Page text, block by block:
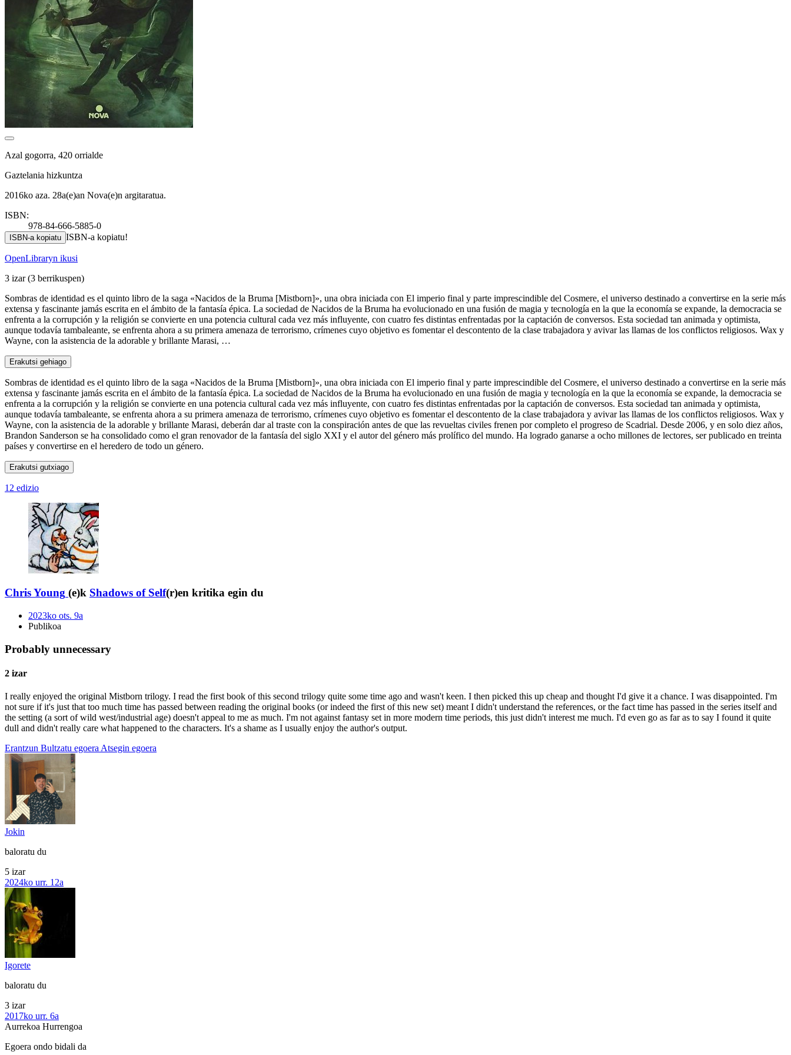
Azal gogorra, 420 orrialde
Gaztelania hizkuntza
2016ko aza. 28a(e)an Nova(e)n argitaratua.
ISBN:
978-84-666-5885-0
ISBN-a kopiatu ISBN-a kopiatu!
OpenLibraryn ikusi
3 izar(3 berrikuspen)
Sombras de identidad es el quinto libro de la saga «Nacidos de la Bruma [Mistborn]», una obra iniciada con El imperio final y parte imprescindible del Cosmere, el universo destinado a convertirse en la serie más
extensa y fascinante jamás escrita en el ámbito de la fantasía épica. La sociedad de Nacidos de la Bruma ha evolucionado en una fusión de magia y tecnología en la que la economía se expande, la democracia se
enfrenta a la corrupción y la religión se convierte en una potencia cultural cada vez más influyente, con cuatro fes distintas enfrentadas por la captación de conversos. Esta sociedad tan animada y optimista,
aunque todavía tambaleante, se enfrenta ahora a su primera amenaza de terrorismo, crímenes cuyo objetivo es fomentar el descontento de la clase trabajadora y avivar las llamas de los conflictos religiosos. Wax y
Wayne, con la asistencia de la adorable y brillante Marasi, …
Erakutsi gehiago
Sombras de identidad es el quinto libro de la saga «Nacidos de la Bruma [Mistborn]», una obra iniciada con El imperio final y parte imprescindible del Cosmere, el universo destinado a convertirse en la serie más
extensa y fascinante jamás escrita en el ámbito de la fantasía épica. La sociedad de Nacidos de la Bruma ha evolucionado en una fusión de magia y tecnología en la que la economía se expande, la democracia se
enfrenta a la corrupción y la religión se convierte en una potencia cultural cada vez más influyente, con cuatro fes distintas enfrentadas por la captación de conversos. Esta sociedad tan animada y optimista,
aunque todavía tambaleante, se enfrenta ahora a su primera amenaza de terrorismo, crímenes cuyo objetivo es fomentar el descontento de la clase trabajadora y avivar las llamas de los conflictos religiosos. Wax y
Wayne, con la asistencia de la adorable y brillante Marasi, deberán dar al traste con la conspiración antes de que las revueltas civiles frenen por completo el progreso de Scadrial. Desde 2006, y en solo diez años,
Brandon Sanderson se ha consolidado como el gran renovador de la fantasía del siglo XXI y el autor del género más prolífico del mundo. Ha logrado ganarse a ocho millones de lectores, ser publicado en treinta
países y convertirse en el heredero de todo un género.
Erakutsi gutxiago
12 edizio
Chris Young (e)k Shadows of Self(r)en kritika egin du
2023ko ots. 9a
Publikoa
Probably unnecessary
2 izar
I really enjoyed the original Mistborn trilogy. I read the first book of this second trilogy quite some time ago and wasn't keen. I then picked this up cheap and thought I'd give it a chance. I was disappointed. I'm
not sure if it's just that too much time has passed between reading the original books (or indeed the first of this new set) meant I didn't understand the references, or the fact time has passed in the series itself and
the setting (a sort of wild west/industrial age) doesn't appeal to me as much. I'm not against fantasy set in more modern time periods, this just didn't interest me much. I'd even go as far as to say I found it quite
dull and didn't really care what happened to the characters. It's a shame as I usually enjoy the author's output.
Erantzun Bultzatu egoera Atsegin egoera
Jokin
baloratu du
5 izar
2024ko urr. 12a
Igorete
baloratu du
3 izar
2017ko urr. 6a
Aurrekoa Hurrengoa
Egoera ondo bidali da